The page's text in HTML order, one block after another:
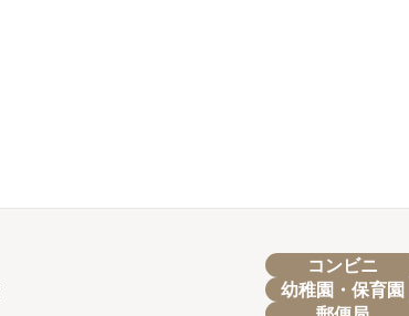
コンビニ
幼稚園・保育園